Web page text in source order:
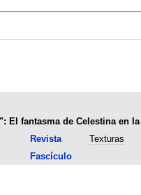
El fantasma de Celestina en
Revista Texturas
Fascículo